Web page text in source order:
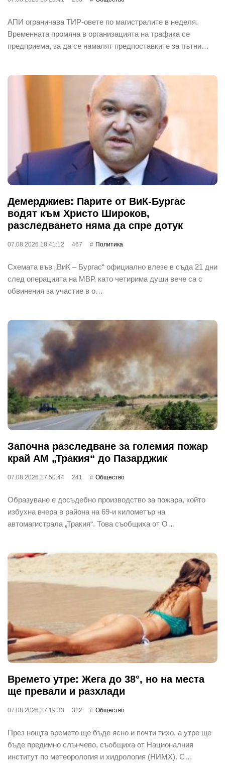
АПИ ограничава ТИР-овете по магистралите в неделя.
Временната промяна в организацията на трафика се
предприема, за да се намалят предпоставките за пътни…
Демерджиев: Парите от ВиК-Бургас
водят към Христо Широков,
разследването няма да спре дотук
07.08.2026 18:41:12 467 Политика
Схемата във „ВиК – Бургас“ официално влезе в съда 21 дни
след операцията на МВР, като четирима души вече са с
обвинения за участие в о…
Започна разследване за големия пожар
край АМ „Тракия“ до Пазарджик
07.08.2026 17:50:44 241 Общество
Образувано е досъдебно производство за пожара, който
избухна вчера в района на 69-и километър на
автомагистрала „Тракия“. Това съобщиха от О…
Времето утре: Жега до 38°, но на места
ще превали и разхлади
07.08.2026 17:19:33 322 Общество
През нощта времето ще бъде ясно и почти тихо, а утре ще
бъде предимно слънчево, съобщиха от Националния
институт по метеорология и хидрология (НИМХ). С…